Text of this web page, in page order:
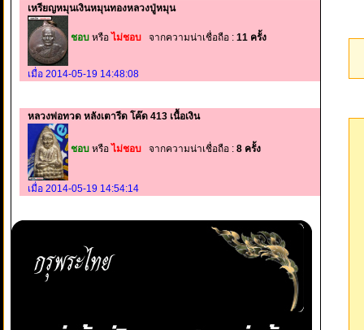
เหรียญหมุนเงินหมุนทองหลวงปู่หมุน
ชอบ หรือ ไม่ชอบ จากความน่าเชื่อถือ : 11 ครั้ง
เมื่อ 2014-05-19 14:48:08
หลวงพ่อทวด หลังเตารีด โค๊ด 413 เนื้อเงิน
ชอบ หรือ ไม่ชอบ จากความน่าเชื่อถือ : 8 ครั้ง
เมื่อ 2014-05-19 14:54:14